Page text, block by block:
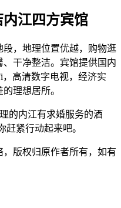
内江四方宾馆
，地理位置优越，购物逛
干净整洁。宾馆提供国内
高清数字电视，经济实
理想居所。
的内江有求婚服务的酒
赶紧行动起来吧。
版权归原作者所有，如有